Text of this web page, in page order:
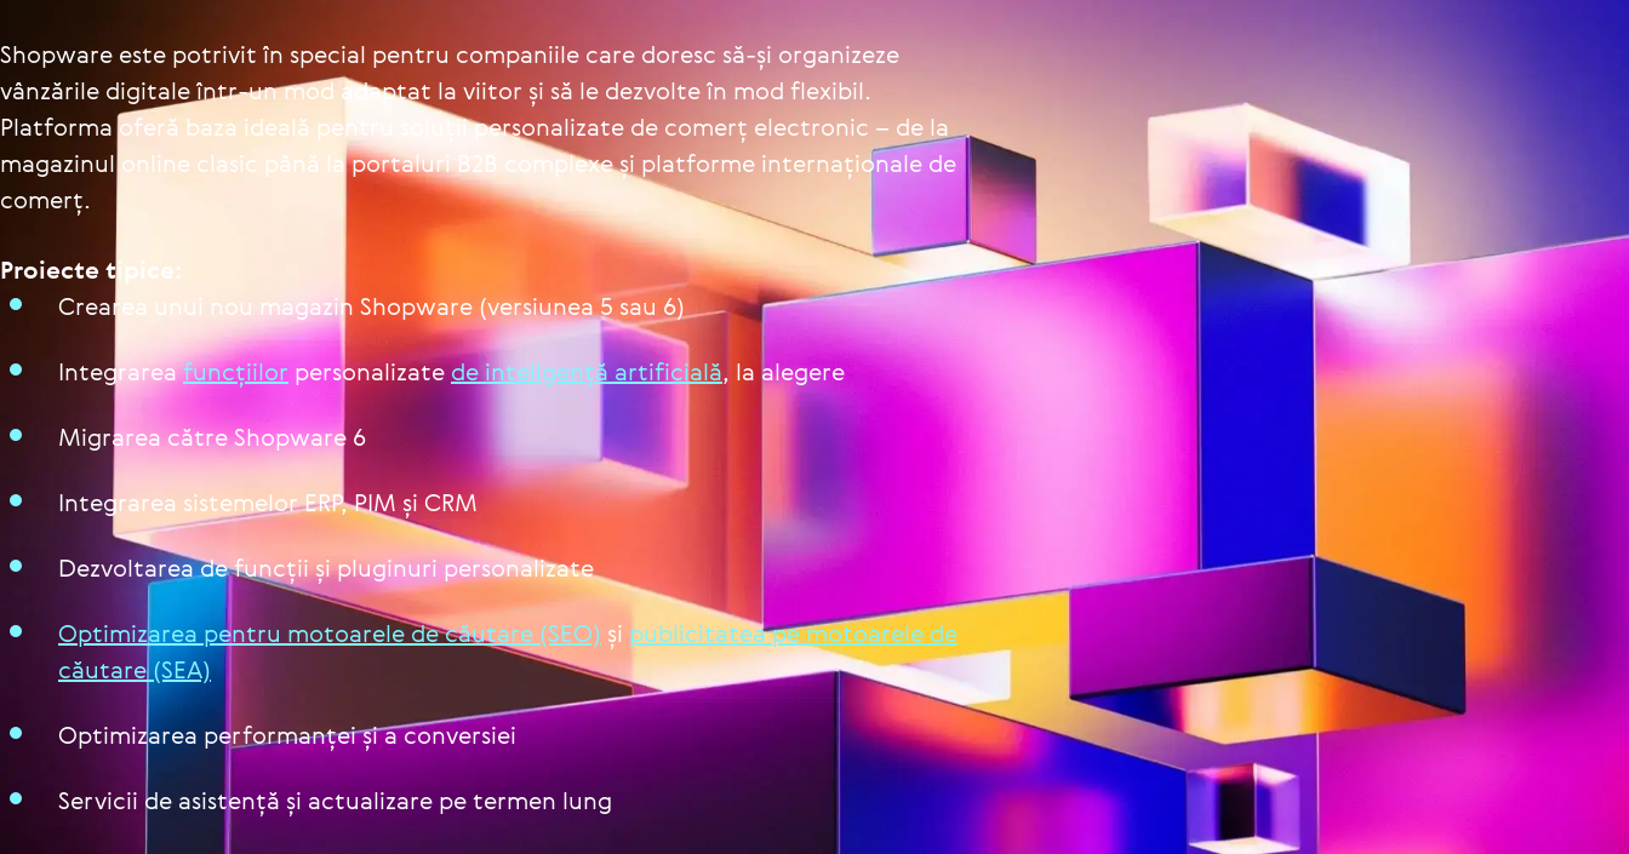
Shopware este potrivit în special pentru companiile care doresc să-și organizeze
vânzările digitale într-un mod adaptat la viitor și să le dezvolte în mod flexibil.
Platforma oferă baza ideală pentru soluții personalizate de comerț electronic – de la
magazinul online clasic până la portaluri B2B complexe și platforme internaționale de
comerț.
Proiecte tipice:
Crearea unui nou magazin Shopware (versiunea 5 sau 6)
Inte­gra­reafunc­ți­i­lor per­so­na­li­zatede inte­li­gență arti­fi­ci­ală, la alegere
Migrarea către Shopware 6
Inte­gra­rea sis­te­me­lor ERP, PIM și CRM
Dezvol­ta­rea de funcții și pluginuri per­so­na­li­zate
Opti­mi­za­rea pentru motoarele de căutare (SEO) și publi­ci­ta­tea pe motoarele de
căutare (SEA)
Opti­mi­za­rea per­for­man­ței și a con­ver­siei
Servicii de asistență și actu­a­li­zare pe termen lung